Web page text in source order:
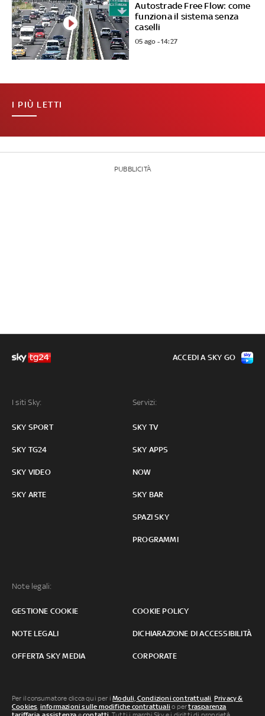
Autostrade Free Flow: come
funziona il sistema senza
caselli
05 ago - 14:27
I PIÙ LETTI
PUBBLICITÀ
I siti Sky:
SKY SPORT
SKY TG24
SKY VIDEO
SKY ARTE
Servizi:
SKY TV
SKY APPS
NOW
SKY BAR
SPAZI SKY
PROGRAMMI
Note legali:
GESTIONE COOKIE COOKIE POLICY
NOTE LEGALI DICHIARAZIONE DI ACCESSIBILITÀ
OFFERTA SKY MEDIA CORPORATE
ACCEDI A SKY GO
Per il consumatore clicca qui per iModuli, Condizioni contrattuali, Privacy &
Cookies, informazioni sulle modifiche contrattuali o pertrasparenza